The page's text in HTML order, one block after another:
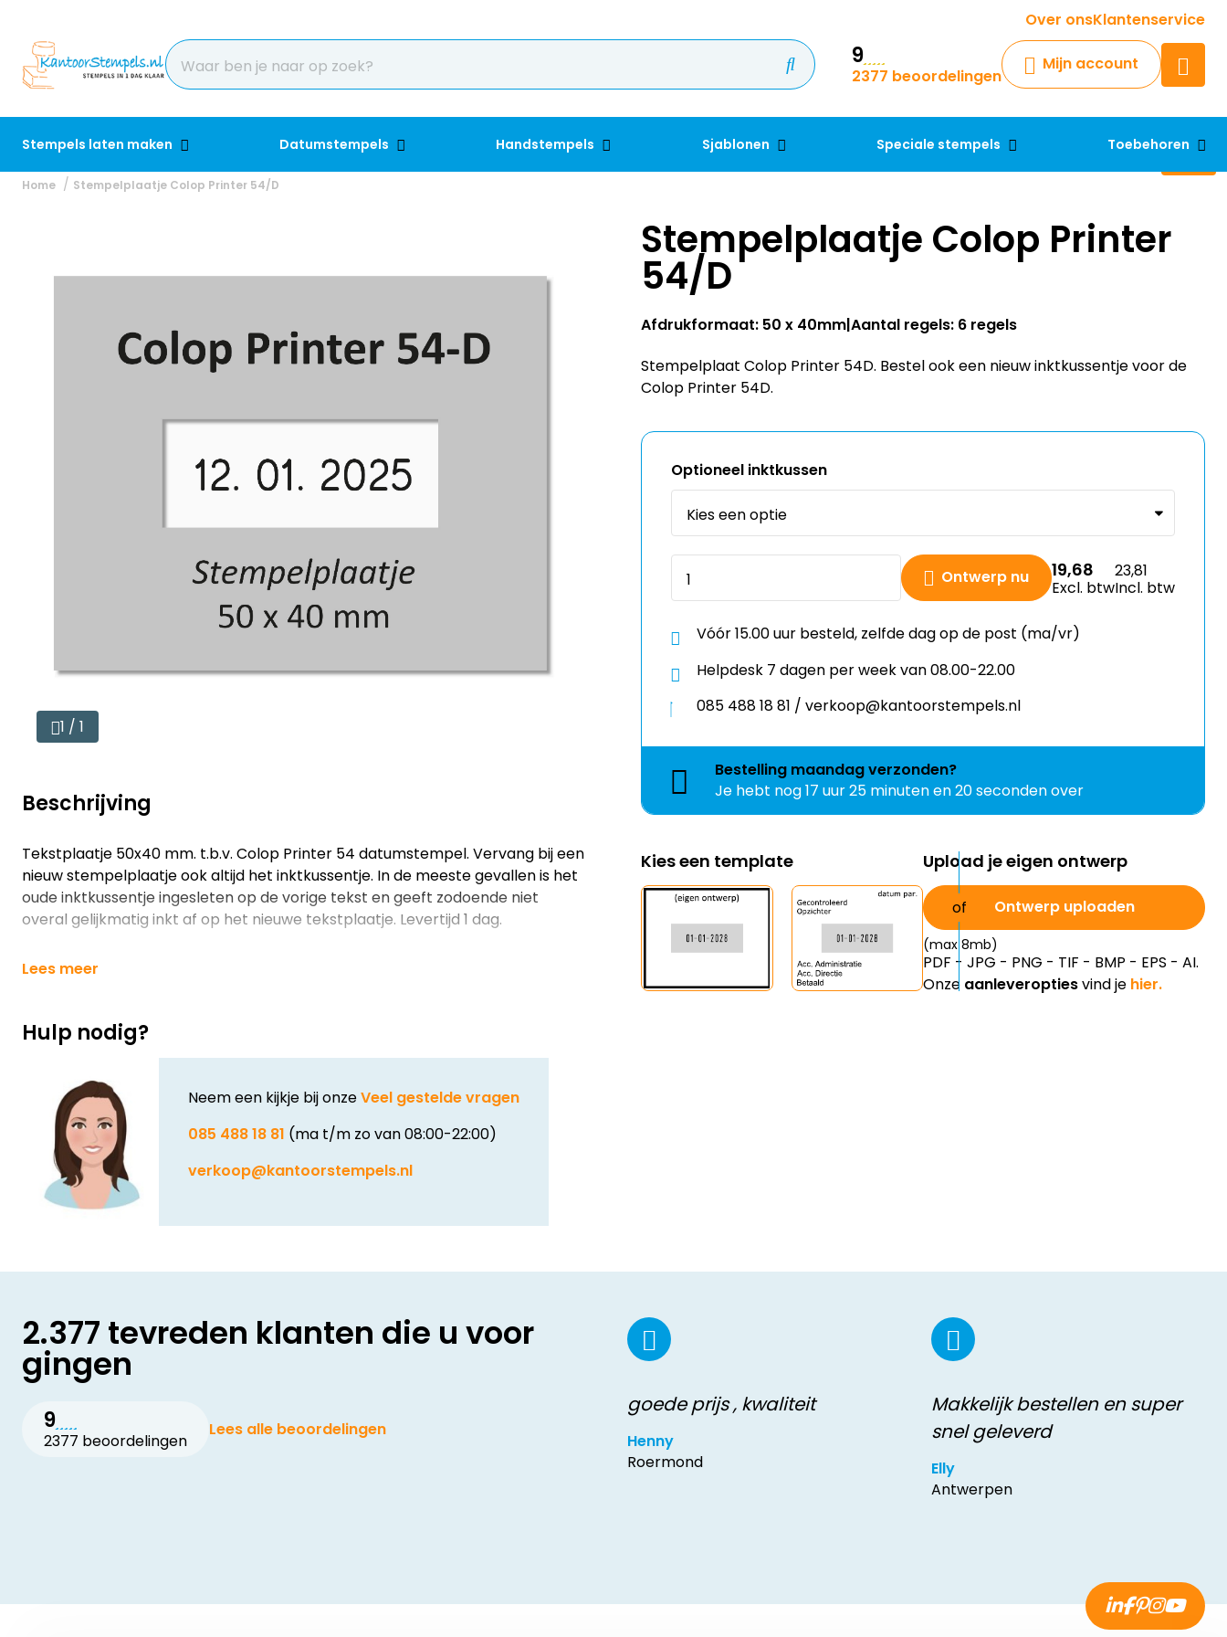
Over onsKlantenservice
9
2377 beoordelingen
Mijn account
Stempels laten maken Datumstempels Handstempels Sjablonen Speciale stempels Toebehoren
Krijg een antwoord op uw vraag
Chatbot
Chat 24/7 met onze chatbot
Contact
Home Stempelplaatje Colop Printer 54/D
1 / 1
Beschrijving
Tekstplaatje 50x40 mm. t.b.v. Colop Printer 54 datumstempel. Vervang bij een
nieuw stempelplaatje ook altijd het inktkussentje. In de meeste gevallen is het
oude inktkussentje ingesleten op de vorige tekst en geeft zodoende niet
overal gelijkmatig inkt af op het nieuwe tekstplaatje. Levertijd 1 dag.
Lees meer
Hulp nodig?
Neem een kijkje bij onzeVeel gestelde vragen
085 488 18 81 (ma t/m zo van 08:00-22:00)
verkoop@kantoorstempels.nl
Stempelplaatje Colop Printer
54/D
Afdrukformaat: 50 x 40mm Aantal regels: 6 regels
Stempelplaat Colop Printer 54D. Bestel ook een nieuw inktkussentje voor de
Colop Printer 54D.
Optioneel inktkussen
Ontwerp nu 19,68
Excl. btw
23,81
Incl. btw
Vóór 15.00 uur besteld, zelfde dag op de post (ma/vr)
Helpdesk 7 dagen per week van 08.00-22.00
085 488 18 81 / verkoop@kantoorstempels.nl
Bestelling maandagverzonden?
Je hebt nog17 uur 25 minuten en 19 seconden over
Kies een template Upload je eigen ontwerp
Ontwerp uploaden
(max 8mb)
PDF - JPG - PNG - TIF - BMP - EPS - AI.
Onze aanleveroptiesvind je hier.
2.377 tevreden klanten die u voor
gingen
9
2377 beoordelingen
Lees alle beoordelingen
goede prijs , kwaliteit
Henny
Roermond
Makkelijk bestellen en super
snel geleverd
Elly
Antwerpen